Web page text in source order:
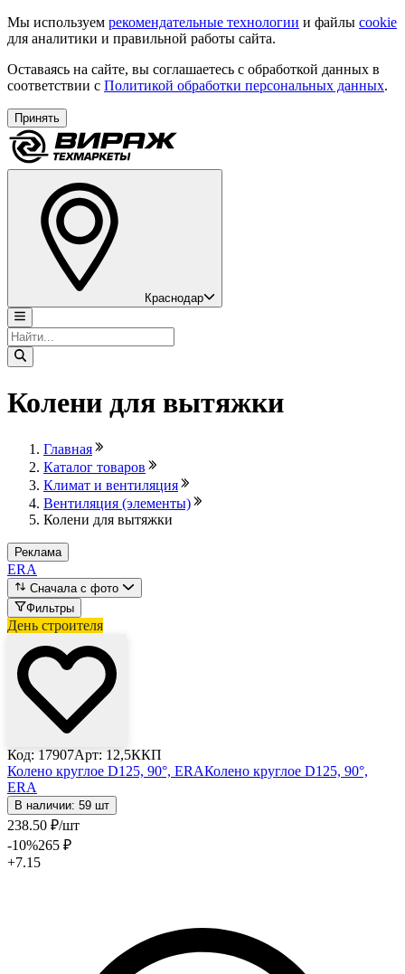
Мы используем рекомендательные технологии и файлы cookie
для аналитики и правильной работы сайта.
Оставаясь на сайте, вы соглашаетесь с обработкой данных в
соответствии с Политикой обработки персональных данных.
Принять
Краснодар
Колени для вытяжки
Главная
Каталог товаров
Климат и вентиляция
Вентиляция (элементы)
Колени для вытяжки
Реклама
ERA
Сначала с фото
Фильтры
День строителя
Код: 17907Арт: 12,5ККП
Колено круглое D125, 90°, ERAКолено круглое D125, 90°,
ERA
В наличии: 59 шт
238.50 ₽/шт
-10%265 ₽
+7.15